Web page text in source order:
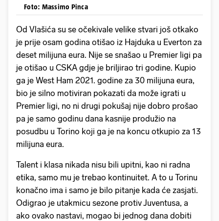
Foto: Massimo Pinca
Od Vlašića su se očekivale velike stvari još otkako
je prije osam godina otišao iz Hajduka u Everton za
deset milijuna eura. Nije se snašao u Premier ligi pa
je otišao u CSKA gdje je briljirao tri godine. Kupio
ga je West Ham 2021. godine za 30 milijuna eura,
bio je silno motiviran pokazati da može igrati u
Premier ligi, no ni drugi pokušaj nije dobro prošao
pa je samo godinu dana kasnije produžio na
posudbu u Torino koji ga je na koncu otkupio za 13
milijuna eura.
Talent i klasa nikada nisu bili upitni, kao ni radna
etika, samo mu je trebao kontinuitet. A to u Torinu
konačno ima i samo je bilo pitanje kada će zasjati.
Odigrao je utakmicu sezone protiv Juventusa, a
ako ovako nastavi, mogao bi jednog dana dobiti